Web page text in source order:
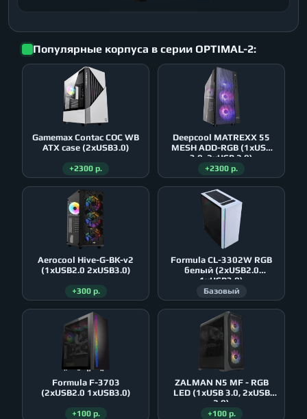
Популярные корпуса в серии OPTIMAL-2:
Gamemax Contac COC WB
ATX case (2xUSB3.0)
+2300 р.
Deepcool MATREXX 55
MESH ADD-RGB (1xUSB
3.0, 2xUSB 2.0)
+2300 р.
Aerocool Hive-G-BK-v2
(1xUSB2.0 2xUSB3.0)
+300 р.
Formula CL-3302W RGB
белый (2xUSB2.0
1xUSB3.0)
Базовый
Formula F-3703
(2xUSB2.0 1xUSB3.0)
+100 р.
ZALMAN N5 MF - RGB
LED (1xUSB 3.0, 2xUSB
2.0)
+100 р.